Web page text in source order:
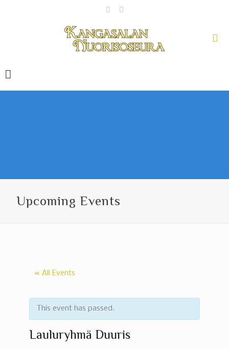
Upcoming Events
« All Events
This event has passed.
Lauluryhmä Duuris